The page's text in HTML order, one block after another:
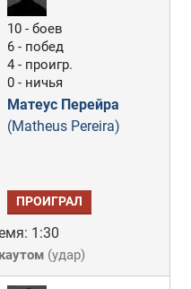
10 - боев
6 - побед
4 - проигр.
0 - ничья
Матеус Перейра
(Matheus Pereira)
ПРОИГРАЛ
1:30
(удар)